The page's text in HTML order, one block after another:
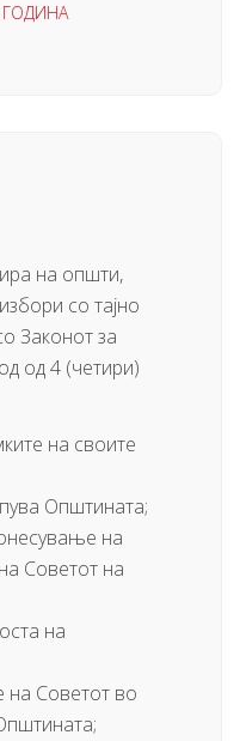
на општи,
со тајно
Законот за
од 4 (четири)
на своите
Општината;
на
Советот на
на
на Советот во